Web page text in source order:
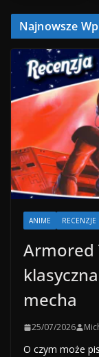
Najnowsze
ANIME RECENZJE
Armored
mecha
25/07/2026
O czym może